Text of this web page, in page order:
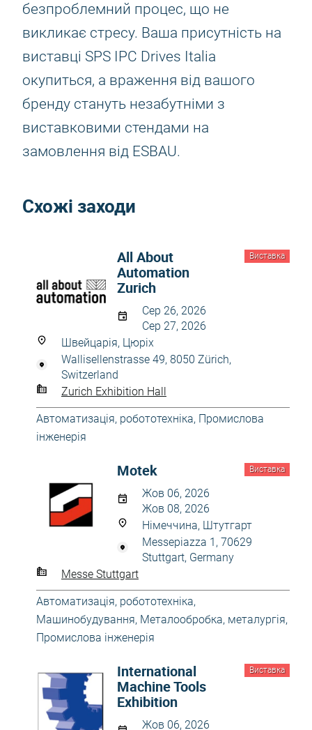
безпроблемний процес, що не
викликає стресу. Ваша присутність на
виставці SPS IPC Drives Italia
окупиться, а враження від вашого
бренду стануть незабутніми з
виставковими стендами на
замовлення від ESBAU.
Схожі заходи
Виставка
All About
Automation
Zurich
Сер 26, 2026
Сер 27, 2026
Швейцарія, Цюріх
Wallisellenstrasse 49, 8050 Zürich,
Switzerland
Zurich Exhibition Hall
Автоматизація, робототехніка, Промислова
інженерія
Виставка
Motek
Жов 06, 2026
Жов 08, 2026
Німеччина, Штутгарт
Messepiazza 1, 70629
Stuttgart, Germany
Messe Stuttgart
Автоматизація, робототехніка,
Машинобудування, Металообробка, металургія,
Промислова інженерія
Виставка
International
Machine Tools
Exhibition
Жов 06, 2026